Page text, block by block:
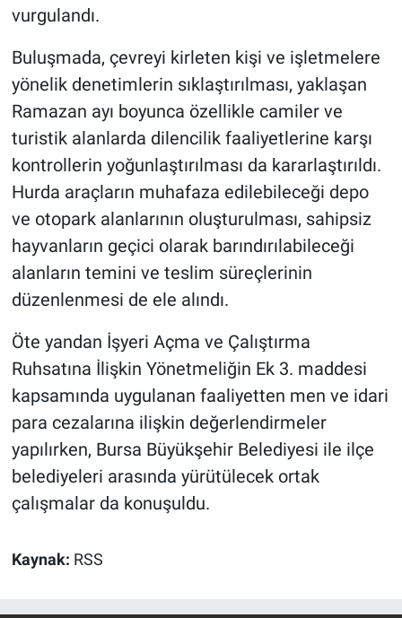
vurgulandı.
Buluşmada, çevreyi kirleten kişi ve işletmelere
yönelik denetimlerin sıklaştırılması, yaklaşan
Ramazan ayı boyunca özellikle camiler ve
turistik alanlarda dilencilik faaliyetlerine karşı
kontrollerin yoğunlaştırılması da kararlaştırıldı.
Hurda araçların muhafaza edilebileceği depo
ve otopark alanlarının oluşturulması, sahipsiz
hayvanların geçici olarak barındırılabileceği
alanların temini ve teslim süreçlerinin
düzenlenmesi de ele alındı.
Öte yandan İşyeri Açma ve Çalıştırma
Ruhsatına İlişkin Yönetmeliğin Ek 3. maddesi
kapsamında uygulanan faaliyetten men ve idari
para cezalarına ilişkin değerlendirmeler
yapılırken, Bursa Büyükşehir Belediyesi ile ilçe
belediyeleri arasında yürütülecek ortak
çalışmalar da konuşuldu.
Kaynak: RSS